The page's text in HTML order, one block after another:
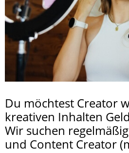
Du möchtest Creator
kreativen Inhalten
Wir suchen
und Content Creator